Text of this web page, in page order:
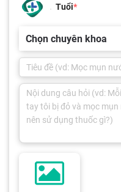
Tuổi
Chọn chuyên khoa